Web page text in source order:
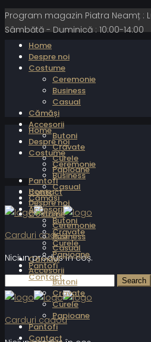
Program magazin Piatra Neamț :
Sâmbătă - Duminică : 10:00-14:00
Home
Despre noi
Costume
Ceremonie
Business
Casual
Cămăși
Accesorii
Butoni
Cravate
Curele
Papioane
Pantofi
Contact
Carduri cadou
Niciun produs în coș.
Home
Despre noi
Costume
Ceremonie
Business
Casual
Cămăși
Accesorii
Butoni
Cravate
Curele
Papioane
Pantofi
Contact
Carduri cadou
Home
Despre noi
Costume
Ceremonie
Business
Casual
Cămăși
Accesorii
Butoni
Cravate
Curele
Papioane
Pantofi
Contact